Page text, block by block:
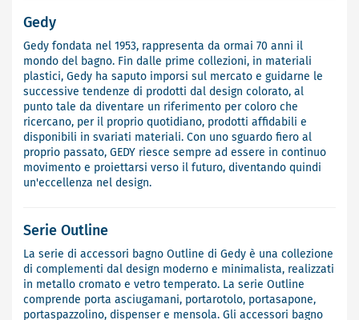
Gedy
Gedy fondata nel 1953, rappresenta da ormai 70 anni il
mondo del bagno. Fin dalle prime collezioni, in materiali
plastici, Gedy ha saputo imporsi sul mercato e guidarne le
successive tendenze di prodotti dal design colorato, al
punto tale da diventare un riferimento per coloro che
ricercano, per il proprio quotidiano, prodotti affidabili e
disponibili in svariati materiali. Con uno sguardo fiero al
proprio passato, GEDY riesce sempre ad essere in continuo
movimento e proiettarsi verso il futuro, diventando quindi
un'eccellenza nel design.
Serie Outline
La serie di accessori bagno Outline di Gedy è una collezione
di complementi dal design moderno e minimalista, realizzati
in metallo cromato e vetro temperato. La serie Outline
comprende porta asciugamani, portarotolo, portasapone,
portaspazzolino, dispenser e mensola. Gli accessori bagno